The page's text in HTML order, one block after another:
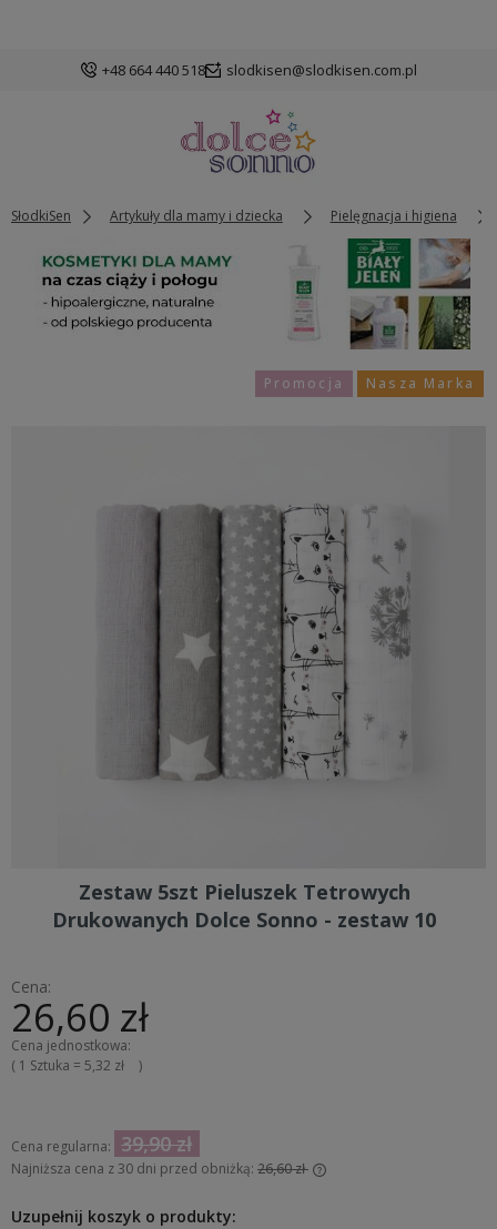
+48 664 440 518 slodkisen@slodkisen.com.pl
SłodkiSen Artykuły dla mamy i dziecka Pielęgnacja i higiena
Promocja Nasza Marka
Zestaw 5szt Pieluszek Tetrowych
Drukowanych Dolce Sonno - zestaw 10
Cena:
26,60 zł
( 1 Sztuka = 5,32 zł )
Cena regularna: 39,90 zł
Najniższa cena z 30 dni przed obniżką: 26,60 zł
jest najniższa cena od momentu, kiedy produkt pojawił się w
Uzupełnij koszyk o produkty: